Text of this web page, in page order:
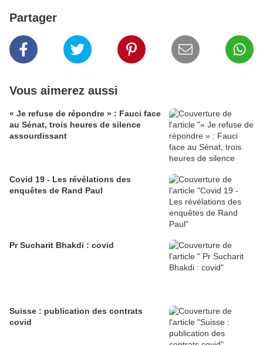
Partager
Vous aimerez aussi
« Je refuse de répondre » : Fauci face
au Sénat, trois heures de silence
assourdissant
Covid 19 - Les révélations des
enquêtes de Rand Paul
Pr Sucharit Bhakdi : covid
Suisse : publication des contrats
covid